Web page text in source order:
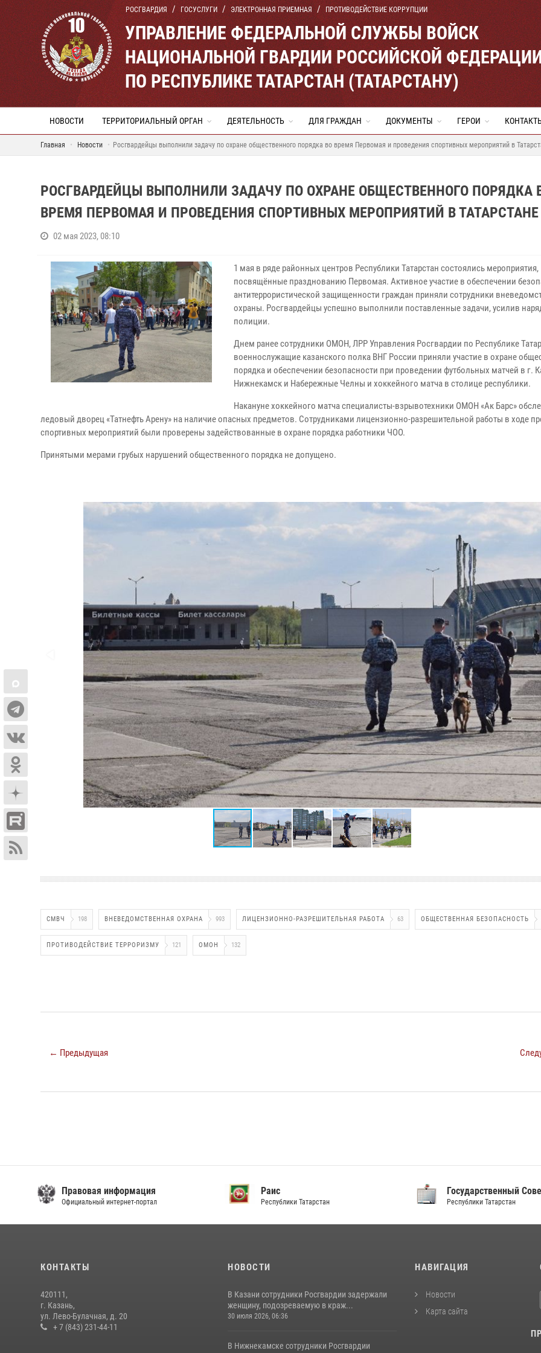
РОСГВАРДИЯ ГОСУСЛУГИ ЭЛЕКТРОННАЯ ПРИЕМНАЯ ПРОТИВОДЕЙСТВИЕ КОРРУПЦИИ
УПРАВЛЕНИЕ ФЕДЕРАЛЬНОЙ СЛУЖБЫ ВОЙСК
НАЦИОНАЛЬНОЙ ГВАРДИИ РОССИЙСКОЙ
ПО РЕСПУБЛИКЕ ТАТАРСТАН (ТАТАРСТАНУ)
НОВОСТИ ТЕРРИТОРИАЛЬНЫЙ ОРГАН ДЕЯТЕЛЬНОСТЬ ДЛЯ ГРАЖДАН ДОКУМЕНТЫ ГЕРОИ
Главная Новости Росгвардейцы выполнили задачу по охране общественного порядка во время Первомая и проведения спортивных мероприятий в
РОСГВАРДЕЙЦЫ ВЫПОЛНИЛИ ЗАДАЧУ ПО ОХРАНЕ ОБЩЕСТВЕННОГО ПОРЯДКА
ВРЕМЯ ПЕРВОМАЯ И ПРОВЕДЕНИЯ СПОРТИВНЫХ МЕРОПРИЯТИЙ В ТАТАРСТАНЕ
02 мая 2023, 08:10
1 мая в ряде районных центров Республики Татарстан состоялись мероприятия,
посвящённые празднованию Первомая. Активное участие в обеспечении
антитеррористической защищенности граждан приняли сотрудники
охраны. Росгвардейцы успешно выполнили поставленные задачи, усилив
полиции.
Днем ранее сотрудники ОМОН, ЛРР Управления Росгвардии по Республике
военнослужащие казанского полка ВНГ России приняли участие в охране
порядка и обеспечении безопасности при проведении футбольных матчей в г.
Нижнекамск и Набережные Челны и хоккейного матча в столице республики.
Накануне хоккейного матча специалисты-взрывотехники ОМОН «Ак Барс»
ледовый дворец «Татнефть Арену» на наличие опасных предметов. Сотрудниками лицензионно-разрешительной работы в ходе
спортивных мероприятий были проверены задействованные в охране порядка работники ЧОО.
Принятыми мерами грубых нарушений общественного порядка не допущено.
СМВЧ 198 ВНЕВЕДОМСТВЕННАЯ ОХРАНА 993 ЛИЦЕНЗИОННО-РАЗРЕШИТЕЛЬНАЯ РАБОТА 63 ОБЩЕСТВЕННАЯ БЕЗОПАСНОСТЬ
ПРОТИВОДЕЙСТВИЕ ТЕРРОРИЗМУ 121 ОМОН 132
← Предыдущая
Правовая информация
Официальный интернет-портал
Раис
Республики Татарстан
Государственный
Республики Татарстан
КОНТАКТЫ
420111,
г. Казань,
ул. Лево-Булачная, д. 20
+ 7 (843) 231-44-11
НОВОСТИ
В Казани сотрудники Росгвардии задержали
женщину, подозреваемую в краж...
30 июля 2026, 06:36
В Нижнекамске сотрудники Росгвардии
НАВИГАЦИЯ
Новости
Карта сайта